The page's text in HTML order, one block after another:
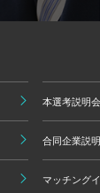
本選考説明会
合同企業説
マッチング